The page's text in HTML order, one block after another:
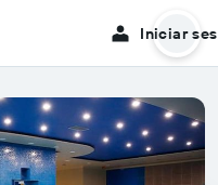
Iniciar